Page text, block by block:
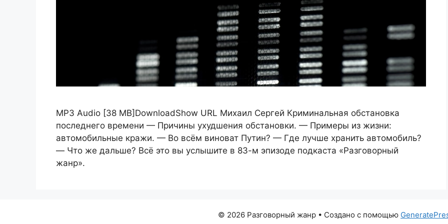
MP3 Audio [38 MB]DownloadShow URL Михаил Сергей Криминальная обстановка
последнего времени — Причины ухудшения обстановки. — Примеры из жизни:
автомобильные кражи. — Во всём виноват Путин? — Где лучше хранить автомобиль?
— Что же дальше? Всё это вы услышите в 83-м эпизоде подкаста «Разговорный
жанр».
© 2026 Разговорный жанр • Создано с помощью